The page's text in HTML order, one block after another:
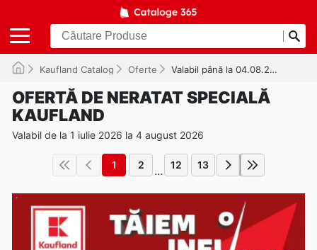
Kaufland Catalog Oferte Valabil până la 04.08.2026
OFERTĂ DE NERATAT SPECIALĂ
KAUFLAND
Valabil de la 1 iulie 2026 la 4 august 2026
1 2 ... 12 13